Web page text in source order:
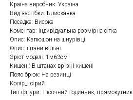
Країна виробник: Україна
Вид застібки: Блискавка
Посадка: Висока
Коментар: Індивідуальна розмірна сітка
Опис: Капюшон на шнурівці
Опис: штани вільні
Зріст моделі: 1м63см
Кишені: В штанах врізні кишені
Пояс брюк: На резинці
Колір_: сірий
Тип фігури: Пісочний годинник, прямокутник